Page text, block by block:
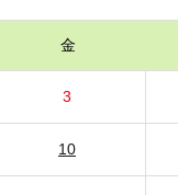
金
3
10